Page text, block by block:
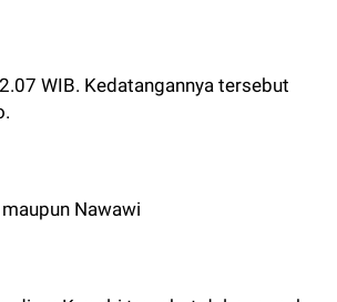
WIB. Kedatangannya tersebut
Nawawi